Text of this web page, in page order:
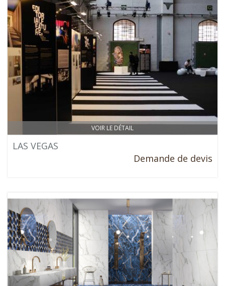
VOIR LE DÉTAIL
LAS VEGAS
Demande de devis